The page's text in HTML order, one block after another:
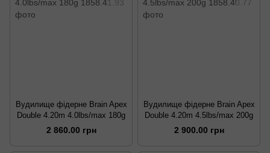
Вудилище фідерне Brain Apex
Double 4.20m 4.0lbs/max 180g
2 860.00 грн
Вудилище фідерне Brain Apex
Double 4.20m 4.5lbs/max 200g
2 900.00 грн